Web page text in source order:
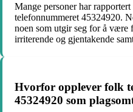
Mange personer har
telefonnummeret 45324920.
noen som utgir seg for å være
irriterende og gjentakende
Hvorfor opplever folk
45324920 som